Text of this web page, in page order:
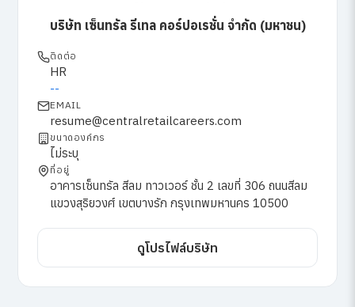
บริษัท เซ็นทรัล รีเทล คอร์ปอเรชั่น จำกัด (มหาชน)
ติดต่อ
HR
--
EMAIL
resume@centralretailcareers.com
ขนาดองค์กร
ไม่ระบุ
ที่อยู่
อาคารเซ็นทรัล สีลม ทาวเวอร์ ชั้น 2 เลขที่ 306 ถนนสีลม
แขวงสุริยวงศ์ เขตบางรัก กรุงเทพมหานคร 10500
ดูโปรไฟล์บริษัท